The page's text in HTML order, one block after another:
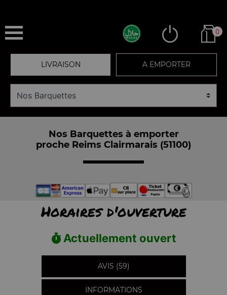
0
LIVRAISON A EMPORTER
Nos Barquettes à emporter
proche Reims Clairmarais (51100)
Horaires d'ouverture
Actuellement ouvert
AVIS (59)
INFORMATIONS